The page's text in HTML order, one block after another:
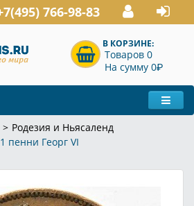
766-98-83
В КОРЗИНЕ:
Товаров 0
На сумму 0P
Родезия и Ньясаленд
пенни Георг VI